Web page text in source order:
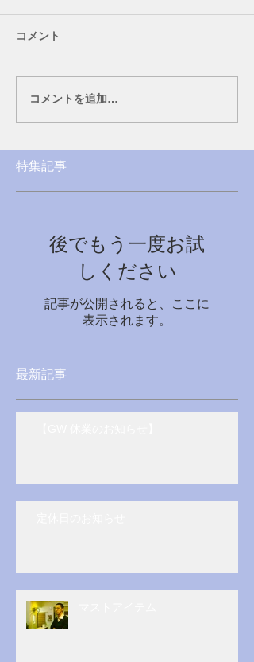
コメント
コメントを追加…
特集記事
後でもう一度お試
しください
記事が公開されると、ここに
表示されます。
最新記事